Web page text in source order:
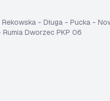
- Długa - Pucka -
Dworzec PKP 06